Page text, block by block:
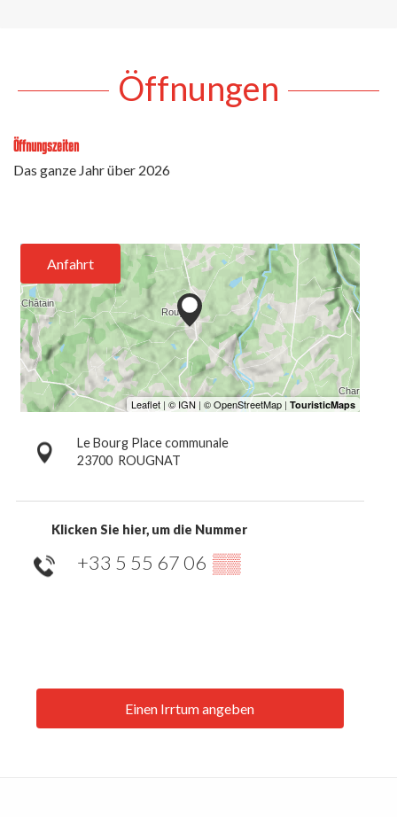
Öffnungen
Öffnungszeiten
Das ganze Jahr über 2026
Anfahrt
Le Bourg Place communale
23700 ROUGNAT
Klicken Sie hier, um die Nummer
+33 5 55 67 06 ▒▒
Einen Irrtum angeben